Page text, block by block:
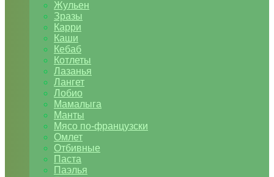
Жульен
Зразы
Карри
Каши
Кебаб
Котлеты
Лазанья
Лангет
Лобио
Мамалыга
Манты
Мясо по-французски
Омлет
Отбивные
Паста
Паэлья